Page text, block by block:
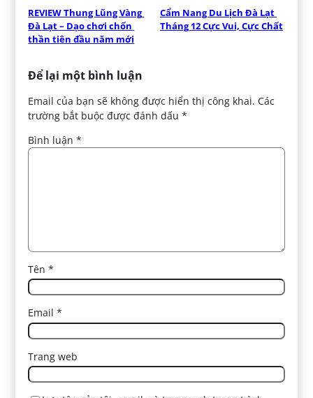
REVIEW Thung Lũng Vàng
Đà Lạt – Dạo chơi chốn
thần tiên đầu năm mới
Cẩm Nang Du Lịch Đà Lạt
Tháng 12 Cực Vui, Cực Chất
Để lại một bình luận
Email của bạn sẽ không được hiển thị công khai. Các
trường bắt buộc được đánh dấu*
Bình luận*
Tên*
Email*
Trang web